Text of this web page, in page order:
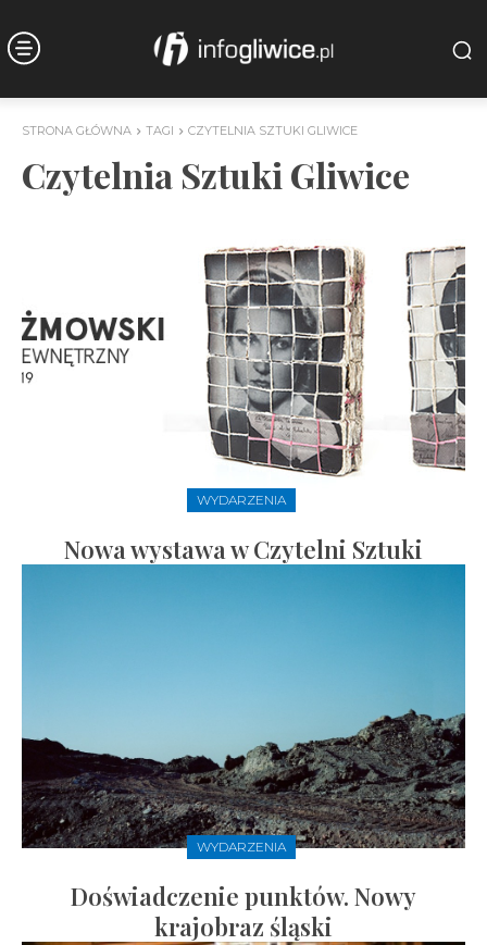
STRONA GŁÓWNA TAGI CZYTELNIA SZTUKI GLIWICE
Czytelnia Sztuki Gliwice
WYDARZENIA
Nowa wystawa w Czytelni Sztuki
WYDARZENIA
Doświadczenie punktów. Nowy
krajobraz śląski